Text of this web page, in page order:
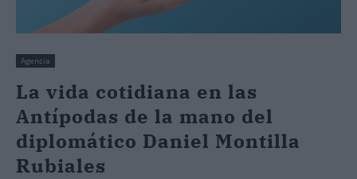
Agencia
La vida cotidiana en las
Antípodas de la mano del
diplomático Daniel Montilla
Rubiales